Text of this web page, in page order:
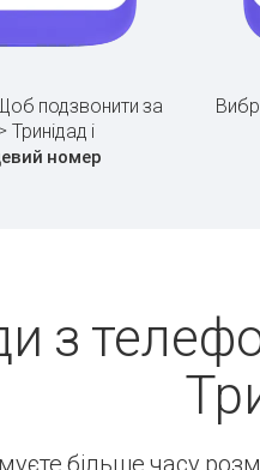
подзвонити за
і
номер
з
більше часу